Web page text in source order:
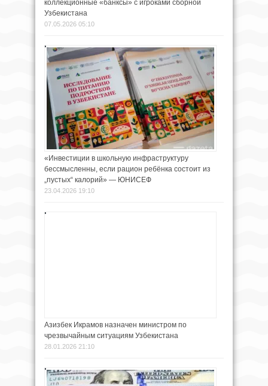
коллекционные «банксы» с игроками сборной
Узбекистана
07.05.2026 05:10
«Инвестиции в школьную инфраструктуру
бессмысленны, если рацион ребёнка состоит из
„пустых“ калорий» — ЮНИСЕФ
23.04.2026 19:10
Азизбек Икрамов назначен министром по
чрезвычайным ситуациям Узбекистана
28.01.2026 21:10